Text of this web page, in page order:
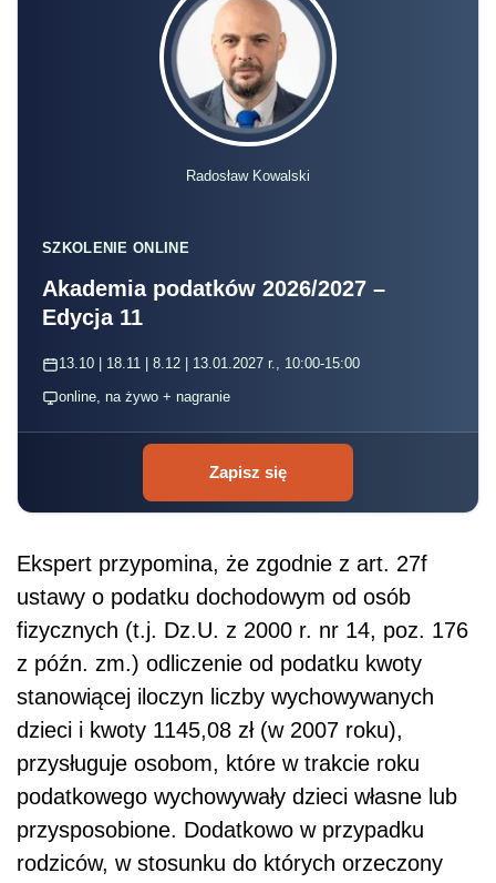
Radosław Kowalski
SZKOLENIE ONLINE
Akademia podatków 2026/2027 –
Edycja 11
13.10 | 18.11 | 8.12 | 13.01.2027 r., 10:00-15:00
online, na żywo + nagranie
Zapisz się
Ekspert przypomina, że zgodnie z art. 27f
ustawy o podatku dochodowym od osób
fizycznych (t.j. Dz.U. z 2000 r. nr 14, poz. 176
z późn. zm.) odliczenie od podatku kwoty
stanowiącej iloczyn liczby wychowywanych
dzieci i kwoty 1145,08 zł (w 2007 roku),
przysługuje osobom, które w trakcie roku
podatkowego wychowywały dzieci własne lub
przysposobione. Dodatkowo w przypadku
rodziców, w stosunku do których orzeczony